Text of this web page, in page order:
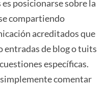
posicionarse sobre la
compartiendo
acreditados que
entradas de blog o tuits
específicas.
comentar